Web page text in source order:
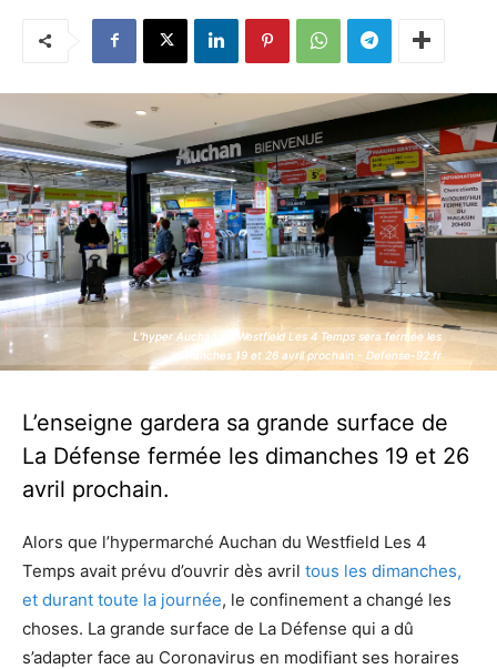
L’hyper Auchan du Westfield Les 4 Temps sera fermée les
dimanches 19 et 26 avril prochain - Defense-92.fr
L’hyper Auchan du Westfield Les 4 Temps sera fermée les
dimanches 19 et 26 avril prochain - Defense-92.fr
L’enseigne gardera sa grande surface de
La Défense fermée les dimanches 19 et 26
avril prochain.
Alors que l’hypermarché Auchan du Westfield Les 4
Temps avait prévu d’ouvrir dès avril tous les dimanches,
et durant toute la journée, le confinement a changé les
choses. La grande surface de La Défense qui a dû
s’adapter face au Coronavirus en modifiant ses horaires